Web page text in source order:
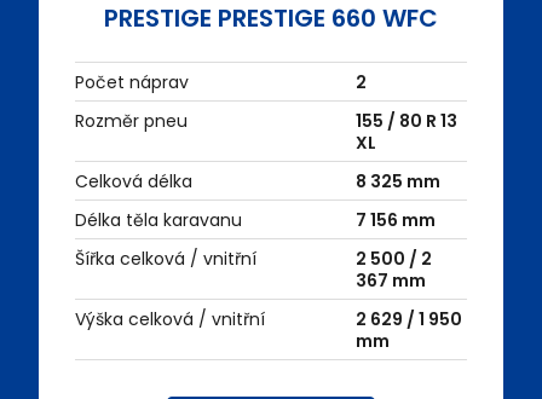
PRESTIGE PRESTIGE 660 WFC
Počet náprav
2
Rozměr pneu
155 / 80 R 13
XL
Celková délka
8 325 mm
Délka těla karavanu
7 156 mm
Šířka celková / vnitřní
2 500 / 2
367 mm
Výška celková / vnitřní
2 629 / 1 950
mm